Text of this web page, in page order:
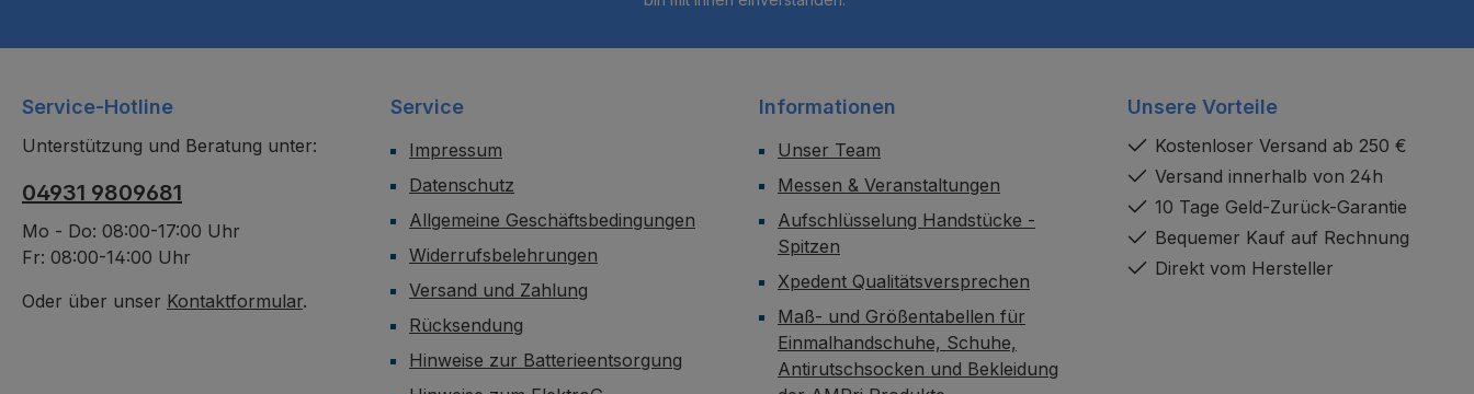
Service-Hotline
Unterstützung und Beratung unter:
04931 9809681
Mo - Do: 08:00-17:00 Uhr
Fr: 08:00-14:00 Uhr
Oder über unser Kontaktformular.
Service
Impressum
Datenschutz
Allgemeine Geschäftsbedingungen
Widerrufsbelehrungen
Versand und Zahlung
Rücksendung
Hinweise zur Batterieentsorgung
Informationen
Unser Team
Messen & Veranstaltungen
Aufschlüsselung Handstücke -
Spitzen
Xpedent Qualitätsversprechen
Maß- und Größentabellen für
Einmalhandschuhe, Schuhe,
Antirutschsocken und Bekleidung
Unsere Vorteile
Kostenloser Versand ab 250 €
Versand innerhalb von 24h
10 Tage Geld-Zurück-Garantie
Bequemer Kauf auf Rechnung
Direkt vom Hersteller